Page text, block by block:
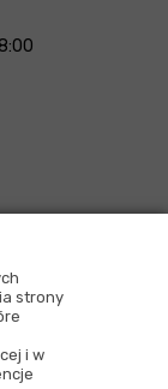
strony
i w